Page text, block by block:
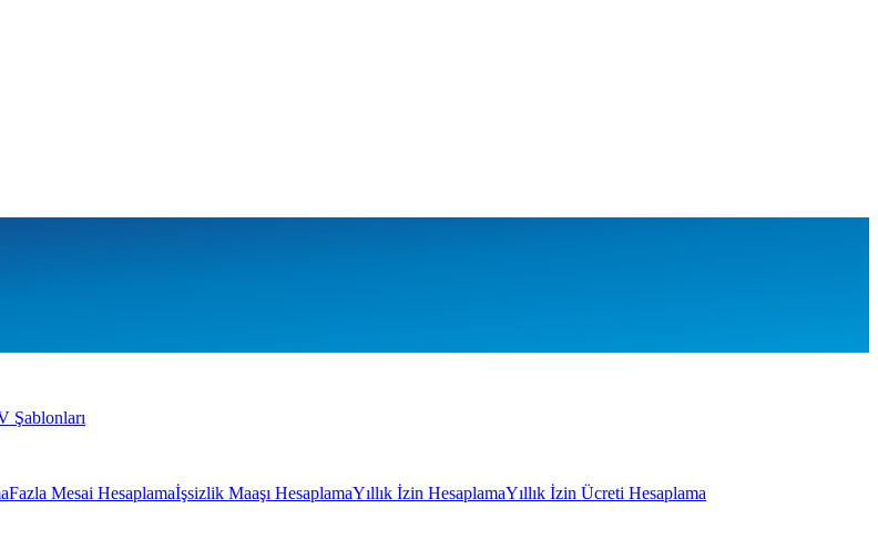
Şablonları
Fazla Mesai Hesaplamaİşsizlik Maaşı HesaplamaYıllık İzin HesaplamaYıllık İzin Ücreti Hesaplama